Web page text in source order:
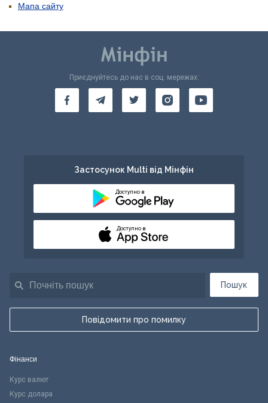
Мапа сайту
Пошук
Повідомити про помилку
Приєднуйтесь до нас в соц. мережах:
Застосунок Multi від Мінфін
Доступно в
Доступно в
Фінанси
Курс валют
Курс долара